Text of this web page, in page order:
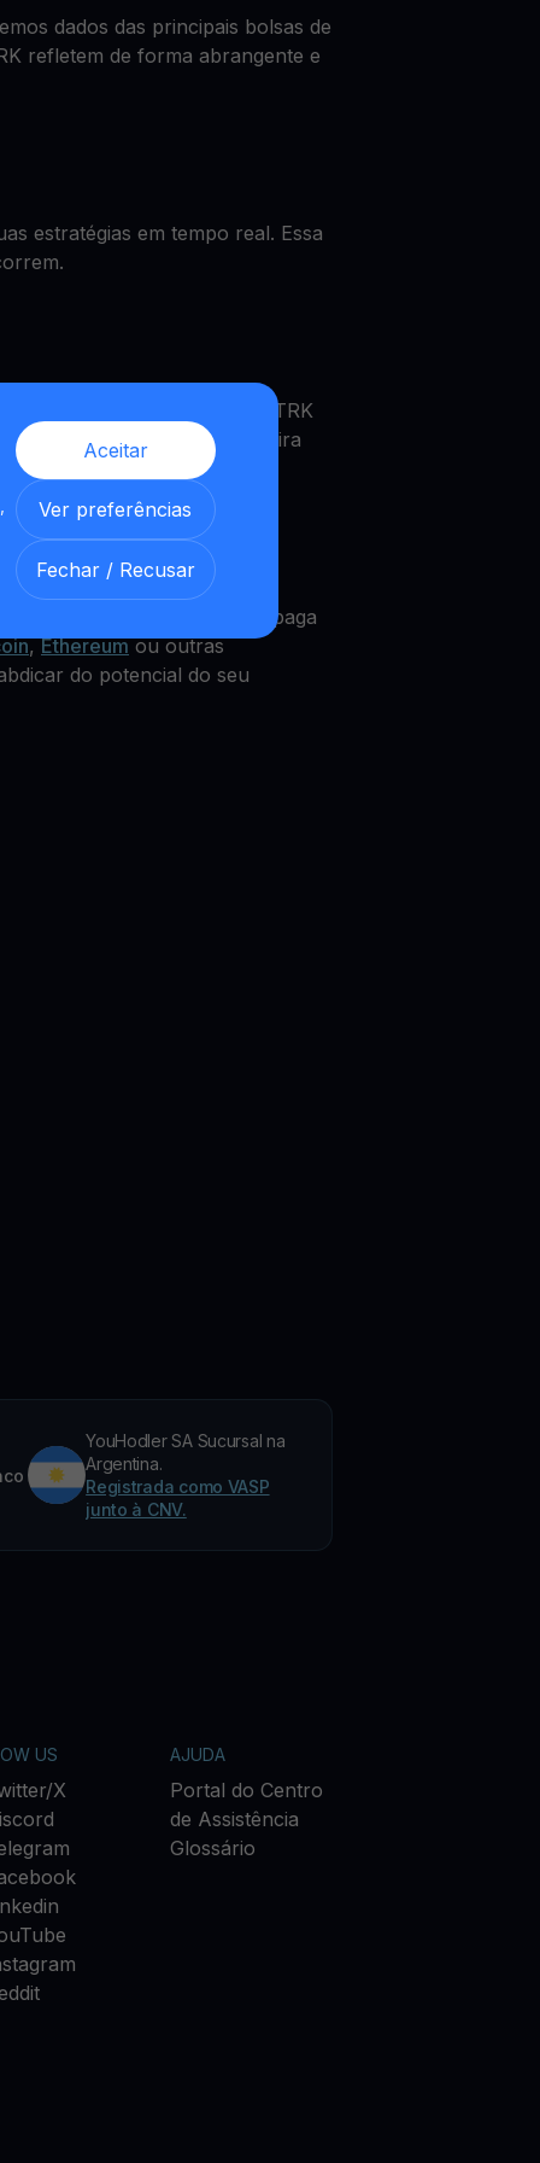
Aceitar
Ver preferências
Fechar / Recusar
dados das principais bolsas de
refletem de forma abrangente e
estratégias em tempo real. Essa
preço de STRK, obter um STRK
MultiHODL. Uma verdadeira
integrado, que paga
,Ethereumou outras
do potencial do seu
YouHodler SA Sucursal na
Argentina.
Registrada como VASP
junto à CNV.
US
X
AJUDA
Portal do Centro
de Assistência
Glossário